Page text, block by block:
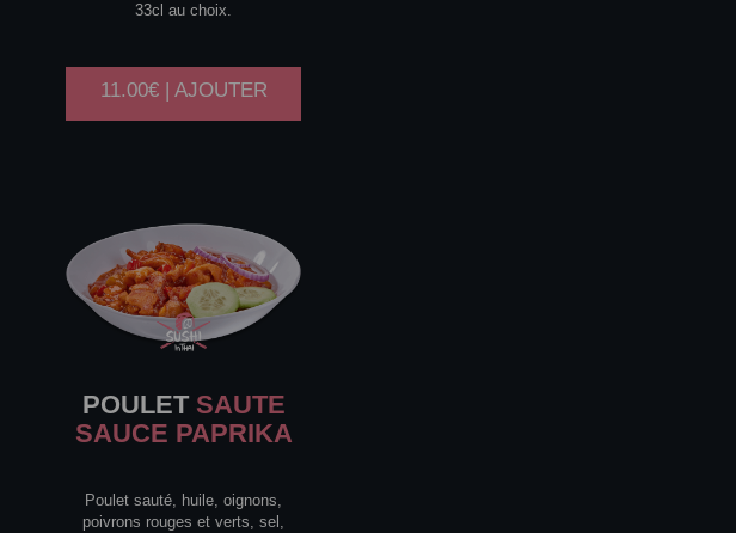
33cl au choix.
11.00€ | AJOUTER
POULETSAUTE
SAUCE PAPRIKA
Poulet sauté, huile, oignons,
poivrons rouges et verts, sel,